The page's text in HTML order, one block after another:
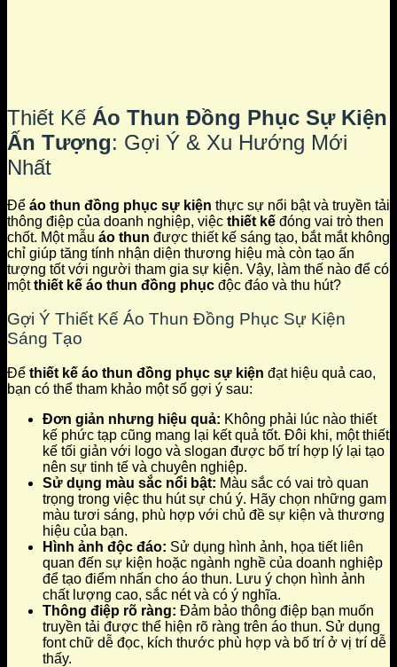
Thiết Kế Áo Thun Đồng Phục Sự Kiện
Ấn Tượng: Gợi Ý & Xu Hướng Mới
Nhất
Để áo thun đồng phục sự kiện thực sự nổi bật và truyền tải
thông điệp của doanh nghiệp, việc thiết kế đóng vai trò then
chốt. Một mẫu áo thun được thiết kế sáng tạo, bắt mắt không
chỉ giúp tăng tính nhận diện thương hiệu mà còn tạo ấn
tượng tốt với người tham gia sự kiện. Vậy, làm thế nào để có
mộtthiết kế áo thun đồng phục độc đáo và thu hút?
Gợi Ý Thiết Kế Áo Thun Đồng Phục Sự Kiện
Sáng Tạo
Để thiết kế áo thun đồng phục sự kiện đạt hiệu quả cao,
bạn có thể tham khảo một số gợi ý sau:
Đơn giản nhưng hiệu quả: Không phải lúc nào thiết
kế phức tạp cũng mang lại kết quả tốt. Đôi khi, một thiết
kế tối giản với logo và slogan được bố trí hợp lý lại tạo
nên sự tinh tế và chuyên nghiệp.
Sử dụng màu sắc nổi bật: Màu sắc có vai trò quan
trọng trong việc thu hút sự chú ý. Hãy chọn những gam
màu tươi sáng, phù hợp với chủ đề sự kiện và thương
hiệu của bạn.
Hình ảnh độc đáo: Sử dụng hình ảnh, họa tiết liên
quan đến sự kiện hoặc ngành nghề của doanh nghiệp
để tạo điểm nhấn cho áo thun. Lưu ý chọn hình ảnh
chất lượng cao, sắc nét và có ý nghĩa.
Thông điệp rõ ràng: Đảm bảo thông điệp bạn muốn
truyền tải được thể hiện rõ ràng trên áo thun. Sử dụng
font chữ dễ đọc, kích thước phù hợp và bố trí ở vị trí dễ
thấy.